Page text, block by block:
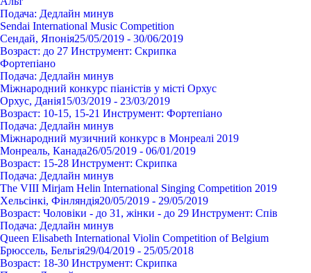
Подача: Дедлайн минув
Sendai International Music Competition
Сендай, Японія25/05/2019 - 30/06/2019
Возраст: до 27 Инструмент: Cкрипка
Фортепіано
Подача: Дедлайн минув
Міжнародний конкурс піаністів у місті Орхус
Орхус, Данія15/03/2019 - 23/03/2019
Возраст: 10-15, 15-21 Инструмент: Фортепіано
Подача: Дедлайн минув
Міжнародний музичний конкурс в Монреалі 2019
Монреаль, Канада26/05/2019 - 06/01/2019
Возраст: 15-28 Инструмент: Cкрипка
Подача: Дедлайн минув
The VIII Mirjam Helin International Singing Competition 2019
Хельсінкі, Фінляндія20/05/2019 - 29/05/2019
Возраст: Чоловіки - до 31, жінки - до 29 Инструмент: Спів
Подача: Дедлайн минув
Queen Elisabeth International Violin Competition of Belgium
Брюссель, Бельгія29/04/2019 - 25/05/2018
Возраст: 18-30 Инструмент: Cкрипка